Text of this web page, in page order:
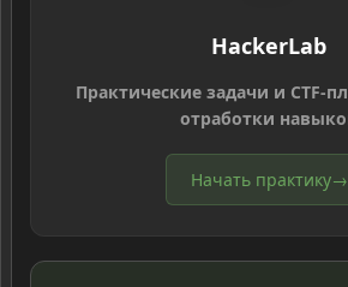
HackerLab
Практические задачи и CTF-
отработки
Начать практику→